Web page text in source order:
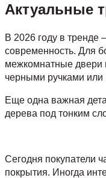
Актуальные
В 2026 году в тренде
современность. Для
межкомнатные двери
черными ручками или
Еще одна важная
дерева под тонким
Сегодня покупатели
покрытия. Иногда